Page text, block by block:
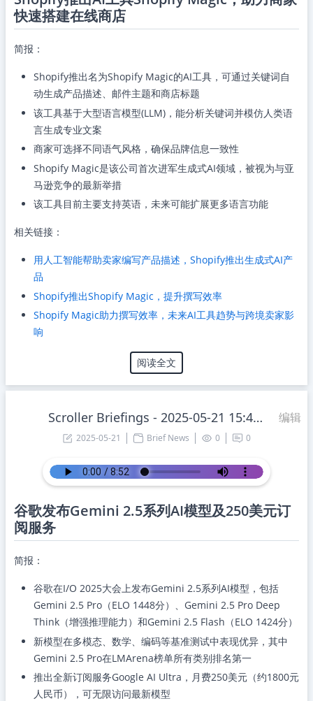
快速搭建在线商店
简报：
Shopify推出名为Shopify Magic的AI工具，可通过关键词自
动生成产品描述、邮件主题和商店标题
该工具基于大型语言模型(LLM)，能分析关键词并模仿人类语
言生成专业文案
商家可选择不同语气风格，确保品牌信息一致性
Shopify Magic是该公司首次进军生成式AI领域，被视为与亚
马逊竞争的最新举措
该工具目前主要支持英语，未来可能扩展更多语言功能
相关链接：
用人工智能帮助卖家编写产品描述，Shopify推出生成式AI产
品
Shopify推出Shopify Magic，提升撰写效率
Shopify Magic助力撰写效率，未来AI工具趋势与跨境卖家影
响
阅读全文
Scroller Briefings - 2025-05-21 15:43:18 Wednesday 编辑
2025-05-21 Brief News 0 0
谷歌发布Gemini 2.5系列AI模型及250美元订
阅服务
简报：
谷歌在I/O 2025大会上发布Gemini 2.5系列AI模型，包括
Gemini 2.5 Pro（ELO 1448分）、Gemini 2.5 Pro Deep
Think（增强推理能力）和Gemini 2.5 Flash（ELO 1424分）
新模型在多模态、数学、编码等基准测试中表现优异，其中
Gemini 2.5 Pro在LMArena榜单所有类别排名第一
推出全新订阅服务Google AI Ultra，月费250美元（约1800元
人民币），可无限访问最新模型